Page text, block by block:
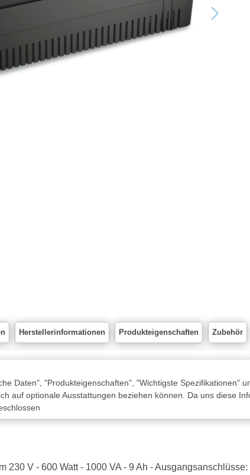
Herstellerinformationen Produkteigenschaften Zubehör
Daten", "Produkteigenschaften", "Wichtigste Spezifikationen"
auf optionale Ausstattungen beziehen können. Da uns diese
V - 600 Watt - 1000 VA - 9 Ah - Ausgangsanschlüsse: